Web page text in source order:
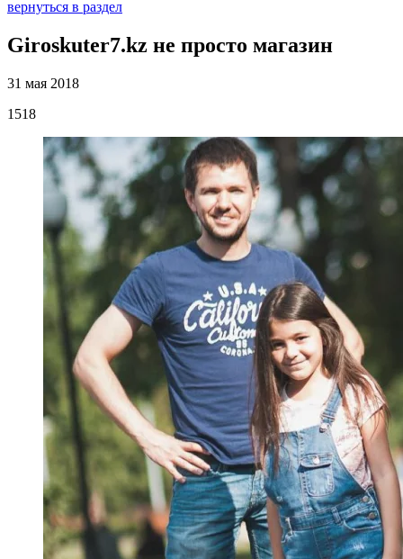
вернуться в раздел
Giroskuter7.kz не просто магазин
31 мая 2018
1518